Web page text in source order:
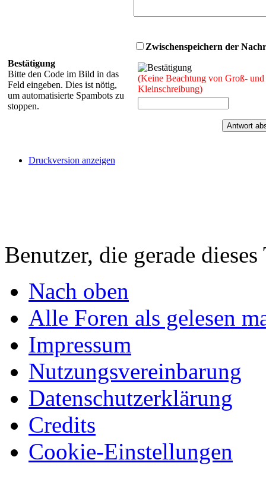
Zwischenspeichern der
Bestätigung
Bitte den Code im Bild in das
Feld eingeben. Dies ist nötig,
um automatisierte Spambots zu
stoppen.
(Keine Beachtung von Groß- und
Kleinschreibung)
Druckversion anzeigen
Benutzer, die gerade
Nach oben
Alle Foren als gelesen
Impressum
Nutzungsvereinbarung
Datenschutzerklärung
Credits
Cookie-Einstellungen